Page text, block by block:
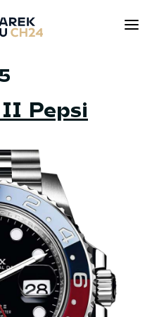
Pepsi